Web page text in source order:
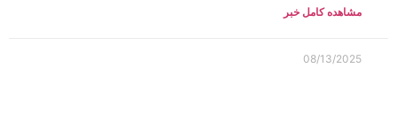
مشاهده کامل خبر
08/13/2025